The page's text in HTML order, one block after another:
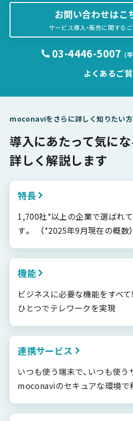
お問い合わせはこ
サービス導入・販売に関する
03-4446-5007 （
よくあるご
moconaviをさらに詳しく知りたい
導入にあたって気に
詳しく解説します
特長
1,700社*以上の企業で選ばれ
す。 （*2025年9月現在の概数）
機能
ビジネスに必要な機能をすべ
ひとつでテレワークを実現
連携サービス
いつも使う端末で、いつも使う
moconaviのセキュアな環境で